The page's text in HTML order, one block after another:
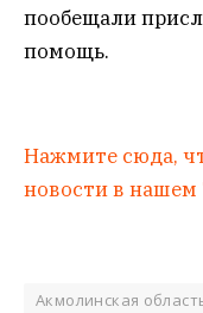
пообещали
помощь.
Нажмите сюда,
новости в нашем
Акмолинская